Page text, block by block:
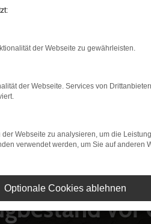
vor
der Webseite zu gewährleisten.
der Webseite. Services von
Webseite zu analysieren, um die
verwendet werden, um Sie auf anderen
Optionale Cookies ablehnen